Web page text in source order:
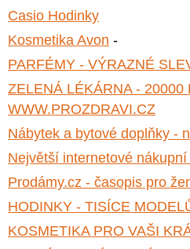
Casio Hodinky
Kosmetika Avon -
PARFÉMY - VÝRAZNÉ
ZELENÁ LÉKÁRNA -
WWW.PROZDRAVI.CZ
Nábytek a bytové doplňky -
Největší internetové
Prodámy.cz - časopis pro
HODINKY - TISÍCE
KOSMETIKA PRO VAŠI